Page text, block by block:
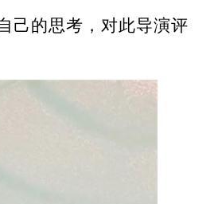
己的思考，对此导演评